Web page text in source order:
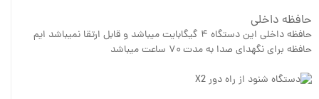
حافظه داخلی
حافظه داخلی این دستگاه ۴ گیگابایت میباشد و قابل ارتقا نمیباشد ایم
حافظه برای نگهدای صدا به مدت ۷۰ ساعت میباشد